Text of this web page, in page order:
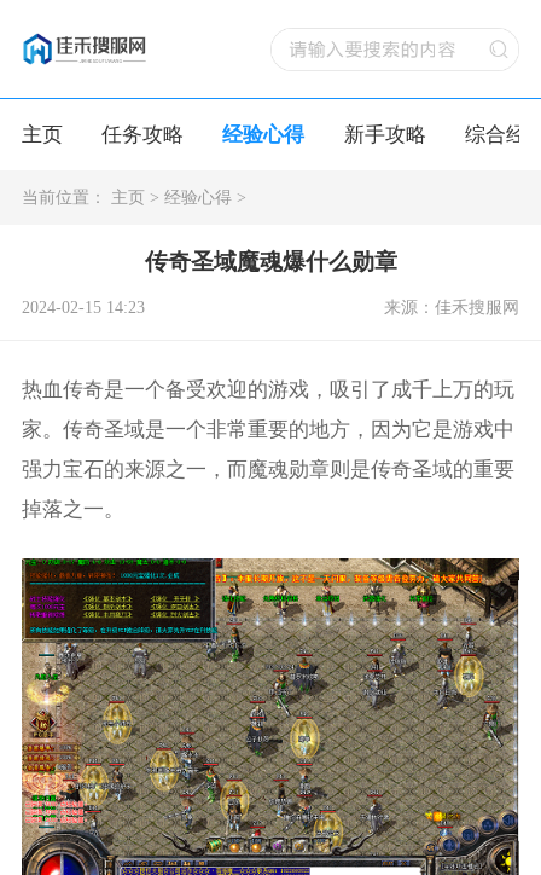
主页 任务攻略 经验心得 新手攻略 综合经
当前位置： 主页> 经验心得>
传奇圣域魔魂爆什么勋章
2024-02-15 14:23 来源：佳禾搜服网
热血传奇是一个备受欢迎的游戏，吸引了成千上万的玩
家。传奇圣域是一个非常重要的地方，因为它是游戏中
强力宝石的来源之一，而魔魂勋章则是传奇圣域的重要
掉落之一。